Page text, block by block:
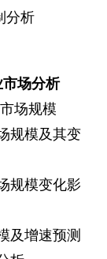
分析
场分析
场规模
规模及其变
规模变化影
及增速预测